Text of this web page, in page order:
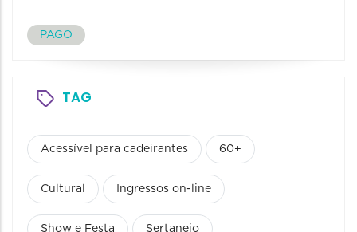
PAGO
TAG
Acessível para cadeirantes 60+
Cultural Ingressos on-line
Show e Festa Sertanejo